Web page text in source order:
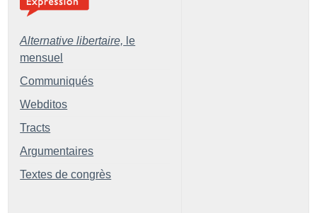
Alternative libertaire, le
mensuel
Communiqués
Webditos
Tracts
Argumentaires
Textes de congrès